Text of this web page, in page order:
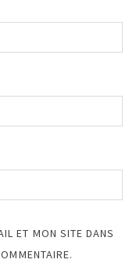
ET MON SITE DANS